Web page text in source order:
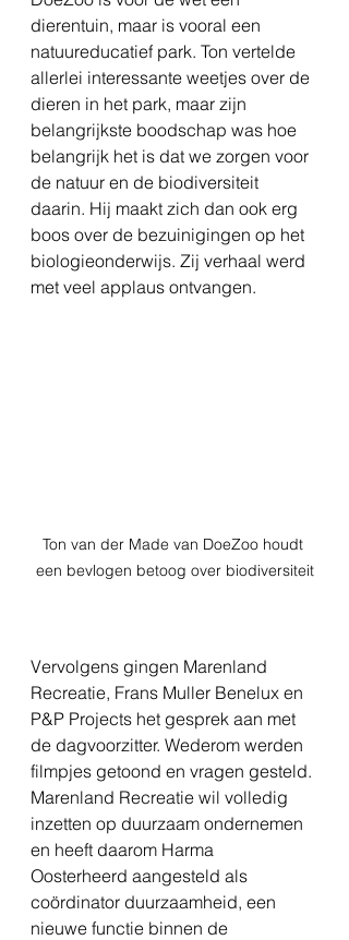
dierentuin, maar is vooral een
natuureducatief park. Ton vertelde
allerlei interessante weetjes over de
dieren in het park, maar zijn
belangrijkste boodschap was hoe
belangrijk het is dat we zorgen voor
de natuur en de biodiversiteit
daarin. Hij maakt zich dan ook erg
boos over de bezuinigingen op het
biologieonderwijs. Zij verhaal werd
met veel applaus ontvangen.
Ton van der Made van DoeZoo houdt
een bevlogen betoog over biodiversiteit
Vervolgens gingen Marenland
Recreatie, Frans Muller Benelux en
P&P Projects het gesprek aan met
de dagvoorzitter. Wederom werden
filmpjes getoond en vragen gesteld.
Marenland Recreatie wil volledig
inzetten op duurzaam ondernemen
en heeft daarom Harma
Oosterheerd aangesteld als
coördinator duurzaamheid, een
nieuwe functie binnen de